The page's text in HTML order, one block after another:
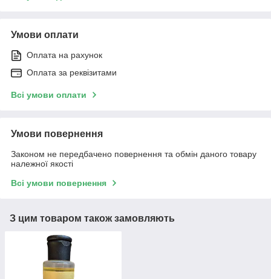
Умови оплати
Оплата на рахунок
Оплата за реквізитами
Всі умови оплати
Умови повернення
Законом не передбачено повернення та обмін даного товару
належної якості
Всі умови повернення
З цим товаром також замовляють